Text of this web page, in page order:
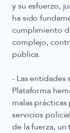
y su esfuerzo,
ha sido
cumplimiento
complejo,
pública.
- Las entidades
Plataforma
malas
servicios
de la fuerza,